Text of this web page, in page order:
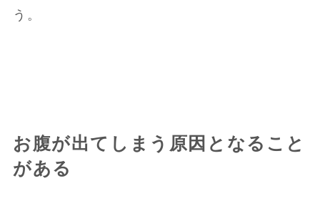
う。
お腹が出てしまう原因となること
がある